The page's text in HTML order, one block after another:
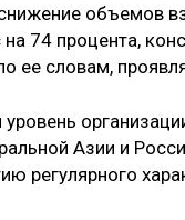
объемов
74 процента,
ее словам,
Азии и
регулярного